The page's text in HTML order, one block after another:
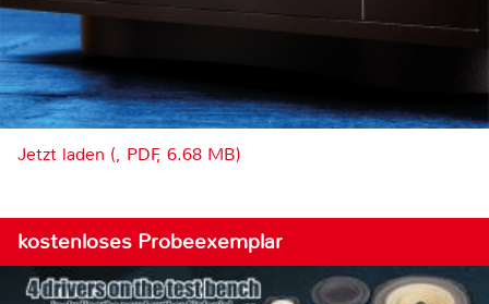
Jetzt laden (, PDF, 6.68 MB)
kostenloses Probeexemplar